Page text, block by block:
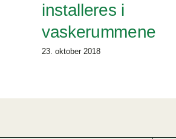
installeres i
vaskerummene
23. oktober 2018